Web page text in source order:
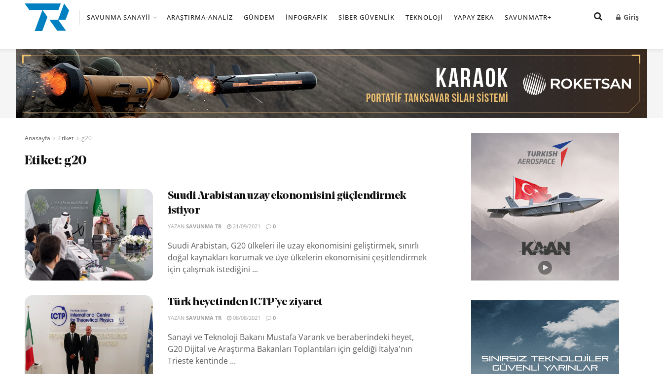
SAVUNMA SANAYII ARAŞTIRMA-ANALIZ GÜNDEM İNFOGRAFIK SIBER GÜVENLIK TEKNOLOJI YAPAY ZEKA SAVUNMATR+ Giriş
Anasayfa Etiket g20
Etiket: g20
Suudi Arabistan uzay ekonomisini güçlendirmek
istiyor
YAZAN SAVUNMA TR 21/09/2021 0
Suudi Arabistan, G20 ülkeleri ile uzay ekonomisini geliştirmek, sınırlı
doğal kaynakları korumak ve üye ülkelerin ekonomisini çeşitlendirmek
için çalışmak istediğini ...
Türk heyetinden ICTP’ye ziyaret
YAZAN SAVUNMA TR 08/08/2021 0
Sanayi ve Teknoloji Bakanı Mustafa Varank ve beraberindeki heyet,
G20 Dijital ve Araştırma Bakanları Toplantıları için geldiği İtalya'nın
Trieste kentinde ...